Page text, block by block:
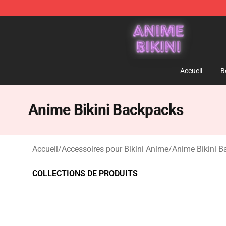
Anime Bikini Shop - The Best Store of Anime Bikini
Accueil
Anime Bikini Backpacks
Accueil/Accessoires pour Bikini Anime/Anime Bikini
COLLECTIONS DE PRODUITS